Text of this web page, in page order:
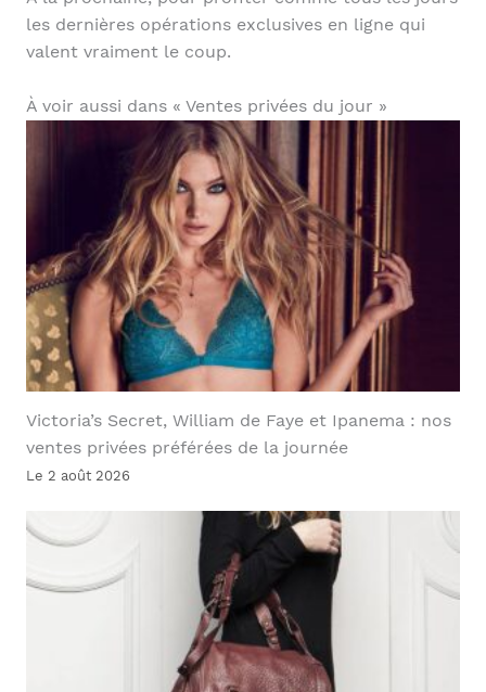
les dernières opérations exclusives en ligne qui
valent vraiment le coup.
À voir aussi dans « Ventes privées du jour »
Victoria’s Secret, William de Faye et Ipanema : nos
ventes privées préférées de la journée
Le 2 août 2026